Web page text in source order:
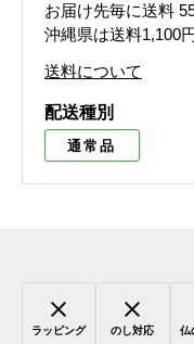
お届け先毎に送料
沖縄県は送料1,100
送料について
配送種別
通常品
ラッピング のし対応 仏